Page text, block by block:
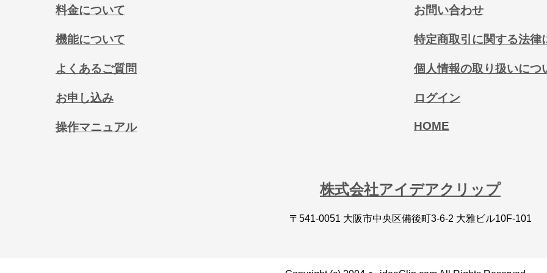
料金について
機能について
よくあるご質問
お申し込み
操作マニュアル
お問い合わせ
特定商取引に関する法律
個人情報の取り扱いにつ
ログイン
HOME
株式会社アイデアクリップ
〒541-0051 大阪市中央区備後町3-6-2 大雅ビル10F-101